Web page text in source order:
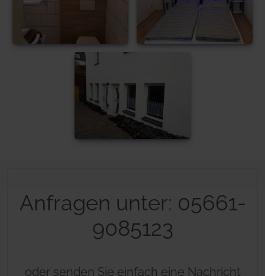
Anfragen unter: 05661-
9085123
oder senden Sie einfach eine Nachricht